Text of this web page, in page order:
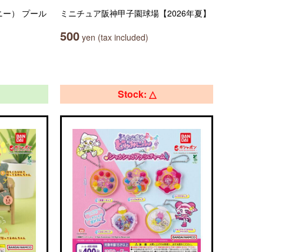
ー） プール
ミニチュア阪神甲子園球場【2026年夏】
500 yen (tax included)
Stock: △